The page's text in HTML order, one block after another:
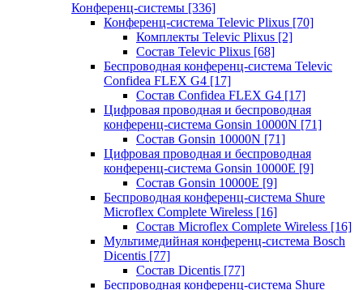
Конференц-системы [336]
Конференц-система Televic Plixus [70]
Комплекты Televic Plixus [2]
Состав Televic Plixus [68]
Беспроводная конференц-система Televic
Confidea FLEX G4 [17]
Состав Confidea FLEX G4 [17]
Цифровая проводная и беспроводная
конференц-система Gonsin 10000N [71]
Состав Gonsin 10000N [71]
Цифровая проводная и беспроводная
конференц-система Gonsin 10000E [9]
Состав Gonsin 10000E [9]
Беспроводная конференц-система Shure
Microflex Complete Wireless [16]
Состав Microflex Complete Wireless [16]
Мультимедийная конференц-система Bosch
Dicentis [77]
Состав Dicentis [77]
Беспроводная конференц-система Shure